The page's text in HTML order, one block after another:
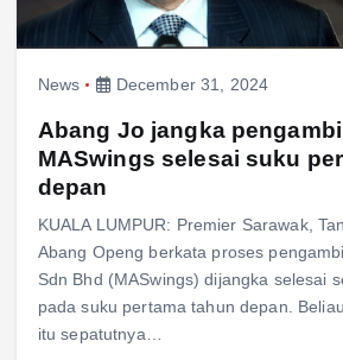
News December 31, 2024
Abang Jo jangka
MASwings selesai suku
depan
KUALA LUMPUR: Premier Sarawak,
Abang Openg berkata proses
Sdn Bhd (MASwings) dijangka selesai
pada suku pertama tahun depan.
itu sepatutnya…